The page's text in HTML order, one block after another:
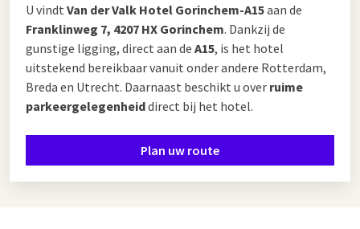
U vindt Van der Valk Hotel Gorinchem-A15aan de
Franklinweg 7, 4207 HX Gorinchem. Dankzij de
gunstige ligging, direct aan de A15, is het hotel
uitstekend bereikbaar vanuit onder andere Rotterdam,
Breda en Utrecht. Daarnaast beschikt u over ruime
parkeergelegenheiddirect bij het hotel.
Plan uw route